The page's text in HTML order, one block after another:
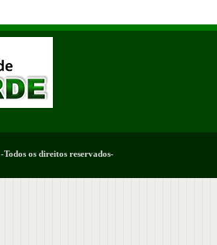
-Todos os direitos reservados-